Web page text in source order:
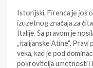
Istorijski, Firenca je još
izuzetnog značaja za
Italije. Sa pravom je
„italijanske Atine“.
veka, kad je pod
pokrovitelja umetnosti i